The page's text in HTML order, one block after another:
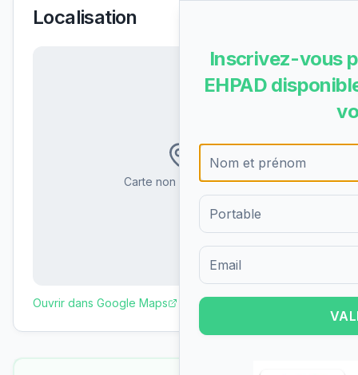
Localisation
Carte non disponible
Ouvrir dans Google Maps
Inscrivez-vous
EHPAD
Formulaire d'inscription pour